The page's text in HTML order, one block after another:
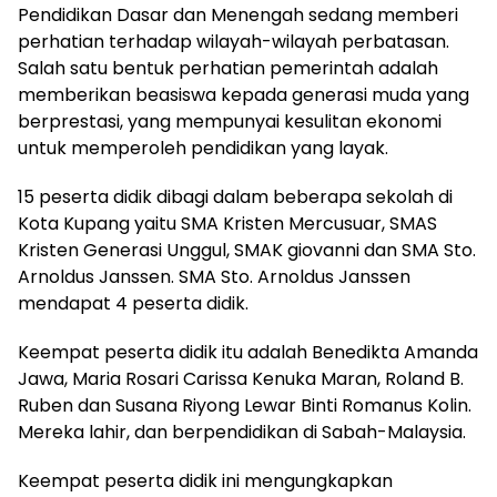
Pendidikan Dasar dan Menengah sedang memberi
perhatian terhadap wilayah-wilayah perbatasan.
Salah satu bentuk perhatian pemerintah adalah
memberikan beasiswa kepada generasi muda yang
berprestasi, yang mempunyai kesulitan ekonomi
untuk memperoleh pendidikan yang layak.
15 peserta didik dibagi dalam beberapa sekolah di
Kota Kupang yaitu SMA Kristen Mercusuar, SMAS
Kristen Generasi Unggul, SMAK giovanni dan SMA Sto.
Arnoldus Janssen. SMA Sto. Arnoldus Janssen
mendapat 4 peserta didik.
Keempat peserta didik itu adalah Benedikta Amanda
Jawa, Maria Rosari Carissa Kenuka Maran, Roland B.
Ruben dan Susana Riyong Lewar Binti Romanus Kolin.
Mereka lahir, dan berpendidikan di Sabah-Malaysia.
Keempat peserta didik ini mengungkapkan